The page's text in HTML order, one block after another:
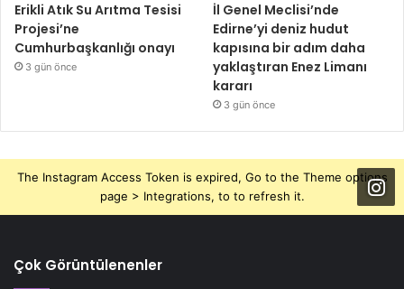
Erikli Atık Su Arıtma Tesisi
Projesi’ne
Cumhurbaşkanlığı onayı
3 gün önce
İl Genel Meclisi’nde
Edirne’yi deniz hudut
kapısına bir adım daha
yaklaştıran Enez Limanı
kararı
3 gün önce
The Instagram Access Token is expired, Go to the Theme options
page > Integrations, to to refresh it.
Çok Görüntülenenler